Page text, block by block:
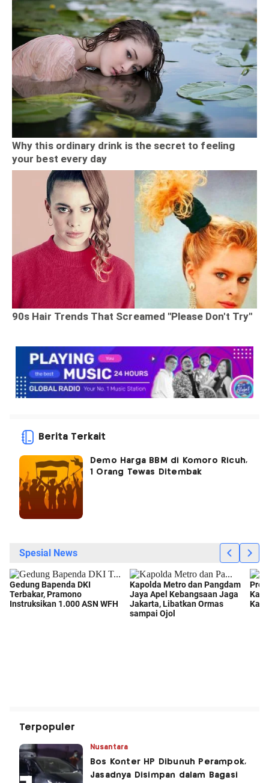
Berita Terkait
Demo Harga BBM di Komoro Ricuh,
1 Orang Tewas Ditembak
Terpopuler
Nusantara
Bos Konter HP Dibunuh Perampok,
Jasadnya Disimpan dalam Bagasi